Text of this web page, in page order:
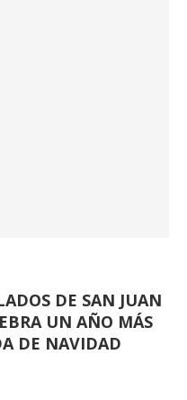
DE SAN JUAN
UN AÑO MÁS
DE NAVIDAD